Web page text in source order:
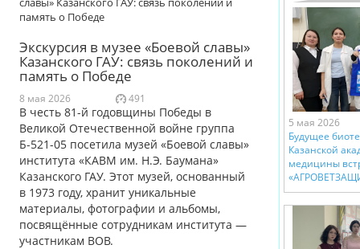
память о Победе
Экскурсия в музее «Боевой славы»
Казанского ГАУ: связь поколений и
память о Победе
8 мая 2026 491
В честь 81-й годовщины Победы в
Великой Отечественной войне группа
Б-521-05 посетила музей «Боевой славы»
института «КАВМ им. Н.Э. Баумана»
Казанского ГАУ. Этот музей, основанный
в 1973 году, хранит уникальные
материалы, фотографии и альбомы,
посвящённые сотрудникам института —
участникам ВОВ.
5 мая 2026
Будущее
Казанской
медицины